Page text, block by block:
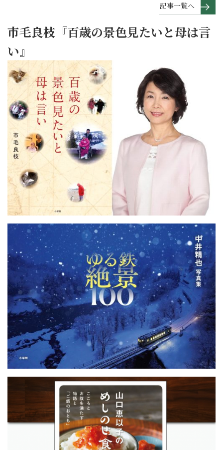
記事一覧へ
市毛良枝『百歳の景色見たいと母は言
い』